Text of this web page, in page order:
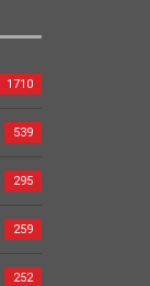
1710
539
295
259
252